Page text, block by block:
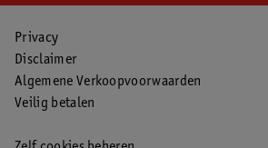
Privacy
Disclaimer
Algemene Verkoopvoorwaarden
Veilig betalen